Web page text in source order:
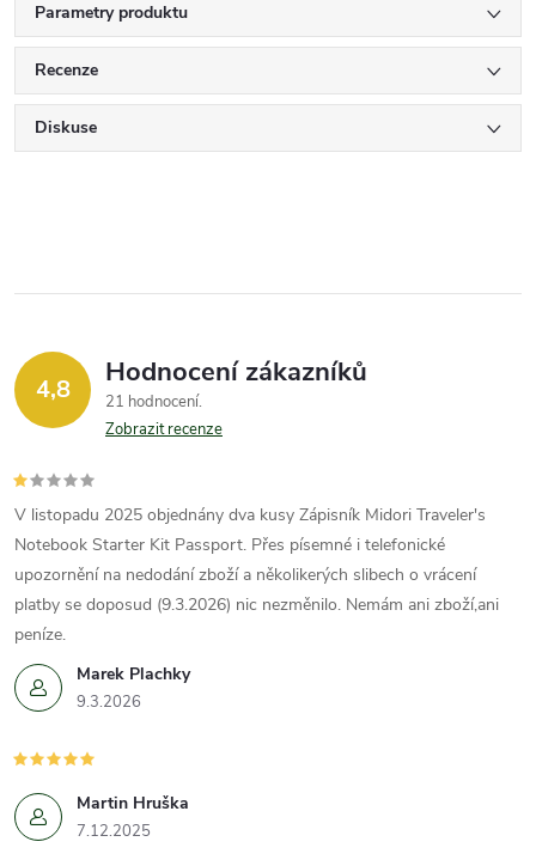
Parametry produktu
Recenze
Diskuse
4,8 Hodnocení zákazníků
21 hodnocení
Zobrazit recenze
Marek Plachky
9.3.2026
V listopadu 2025 objednány dva kusy Zápisník Midori Traveler's
Notebook Starter Kit Passport. Přes písemné i telefonické
upozornění na nedodání zboží a několikerých slibech o vrácení
platby se doposud (9.3.2026) nic nezměnilo. Nemám ani zboží,ani
peníze.
Martin Hruška
7.12.2025